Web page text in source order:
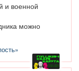
и военной
можно